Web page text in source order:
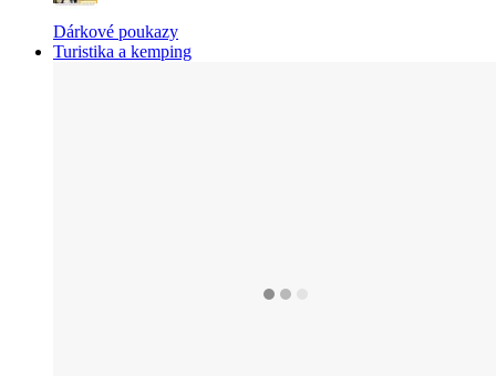
Dárkové poukazy
Turistika a kemping